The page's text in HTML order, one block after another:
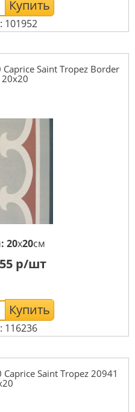
Купить
101952
Saint Tropez Border
20x20см
р/шт
Купить
116236
Saint Tropez 20941